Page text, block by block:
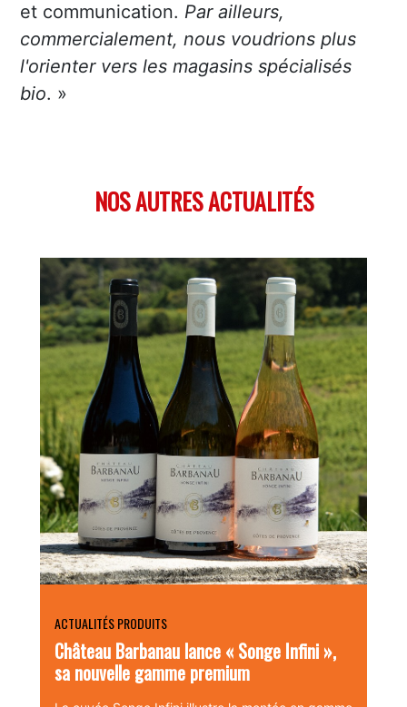
et communication. Par ailleurs,
commercialement, nous voudrions plus
l'orienter vers les magasins spécialisés
bio. »
NOS AUTRES ACTUALITÉS
ACTUALITÉS PRODUITS
Château Barbanau lance « Songe Infini »,
sa nouvelle gamme premium